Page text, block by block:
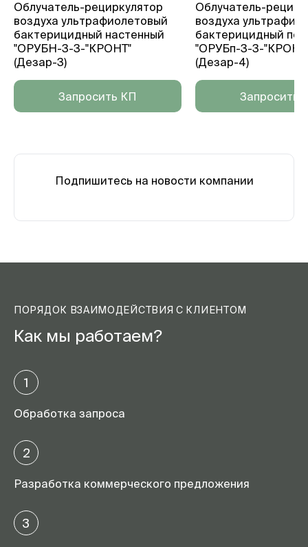
Облучатель-рециркулятор
воздуха ультрафиолетовый
бактерицидный настенный
"ОРУБН-3-3-"КРОНТ"
(Дезар-3)
Запросить КП
Облучатель-
воздуха
бактерицидный
"ОРУБп-3-3-
(Дезар-4)
Запросить
Подпишитесь на новости компании
ПОРЯДОК ВЗАИМОДЕЙСТВИЯ С КЛИЕНТОМ
Как мы работаем?
1
Обработка запроса
2
Разработка коммерческого предложения
3